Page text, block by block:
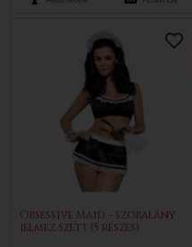
Obsessive Maid - szobalány
jelmez szett (5 részes)